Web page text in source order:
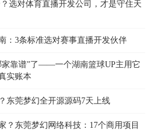
选对体育直播开发公司，才是守住天
：3条标准选对赛事直播开发伙伴
家靠谱”了——一个湖南篮球UP主用它
实账本
东莞梦幻全开源源码7天上线
？东莞梦幻网络科技：17个商用项目